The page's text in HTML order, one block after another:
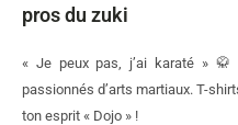
pros du zuki
« Je peux pas, j’ai karaté » 🥋
passionnés d’arts martiaux. T-
ton esprit « Dojo » !